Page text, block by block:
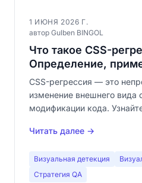
1 ИЮНЯ 2026 Г.
автор Gulben BINGOL
Что такое CSS-
Определение,
руководство по
CSS-регрессия — это
изменение внешнего вида
модификации кода.
обнаружить.
Читать далее →
Визуальная детекция
Стратегия QA